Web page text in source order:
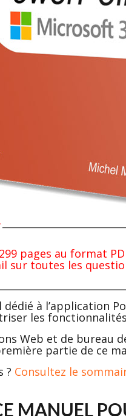
pages au format
sur toutes les
dédié à l’application
les
Web et de bureau
partie de ce
? Consultez le
MANUEL